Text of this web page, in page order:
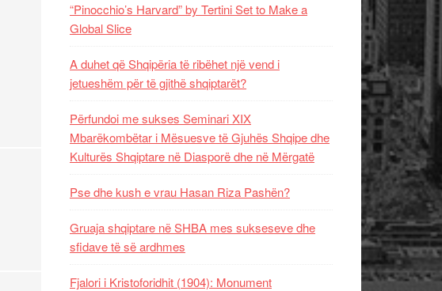
“Pinocchio’s Harvard” by Tertini Set to Make a
Global Slice
A duhet që Shqipëria të ribëhet një vend i
jetueshëm për të gjithë shqiptarët?
Përfundoi me sukses Seminari XIX
Mbarëkombëtar i Mësuesve të Gjuhës Shqipe dhe
Kulturës Shqiptare në Diasporë dhe në Mërgatë
Pse dhe kush e vrau Hasan Riza Pashën?
Gruaja shqiptare në SHBA mes sukseseve dhe
sfidave të së ardhmes
Fjalori i Kristoforidhit (1904): Monument